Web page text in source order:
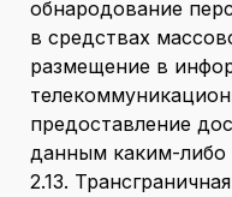
обнародование
в средствах
размещение в
предоставление
данным каким-
2.13.